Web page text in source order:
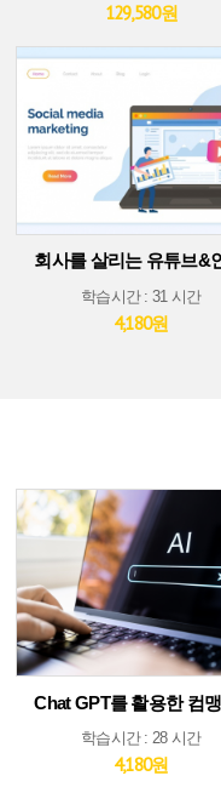
129,580원
학습시간 : 31 시간
4,180원
학습시간 : 28 시간
4,180원